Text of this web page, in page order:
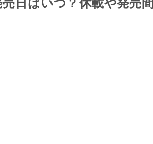
日はいつ？休載や発売間